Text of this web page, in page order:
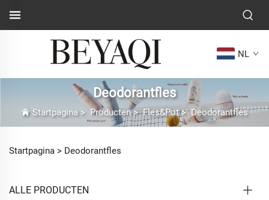
NL
Deodorantfles
Startpagina> Producten>Fles&Pot>Deodorantfles
Startpagina > Deodorantfles
ALLE PRODUCTEN